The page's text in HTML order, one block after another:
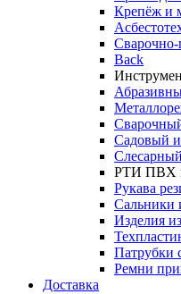
Крепёж и
Back
Садовый
РТИ ПВХ
Рукава
Сальники
Изделия
Патрубки
Ремни
Доставка